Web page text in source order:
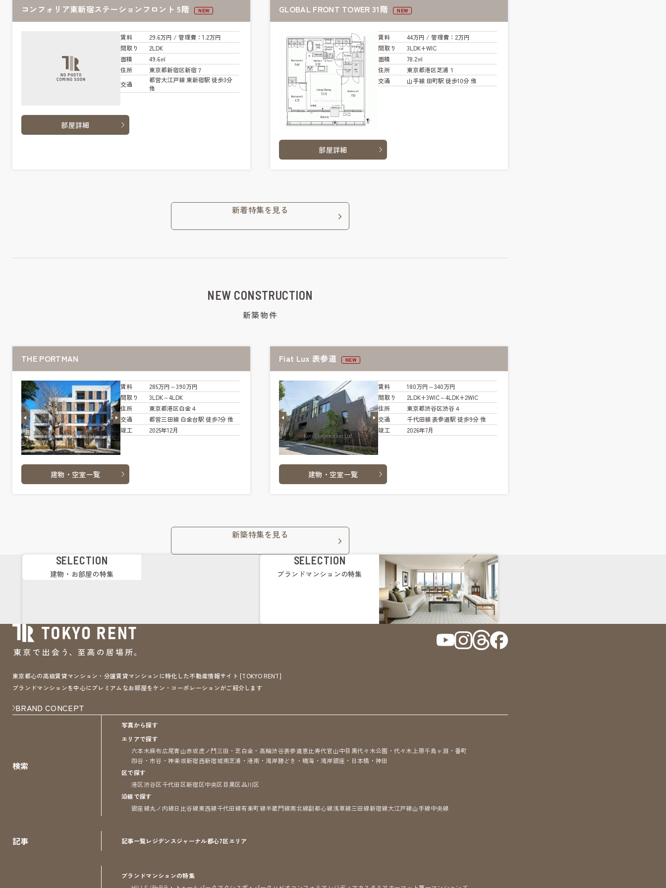
コンフォリア東新宿ステーションフロント 5階 NEW
賃料 29.6万円 / 管理費：1.2万円
間取り
2LDK
面積
49.6㎡
住所
東京都新宿区新宿７
交通
都営大江戸線 東新宿駅 徒歩3分
他
部屋詳細
GLOBAL FRONT TOWER 31階 NEW
賃料 44万円 / 管理費：2万円
間取り
3LDK+WIC
面積
78.2㎡
住所
東京都港区芝浦１
交通
山手線 田町駅 徒歩10分 他
部屋詳細
新着特集を見る
NEW CONSTRUCTION
新築物件
THE PORTMAN
賃料
285万円～390万円
間取り
3LDK～4LDK
住所
東京都港区白金４
交通
都営三田線 白金台駅 徒歩7分 他
竣工
2025年12月
建物・空室一覧
Fiat Lux 表参道 NEW
賃料
180万円～340万円
間取り
2LDK+3WIC～4LDK+2WIC
住所
東京都渋谷区渋谷４
交通
千代田線 表参道駅 徒歩9分 他
竣工
2026年7月
建物・空室一覧
新築特集を見る
SELECTION
建物・お部屋の特集
SELECTION
ブランドマンションの特集
東京都心の高級賃貸マンション・分譲賃貸マンションに特化した不動産情報サイト [TOKYO RENT]
ブランドマンションを中心にプレミアムなお部屋をケン・コーポレーションがご紹介します
BRAND CONCEPT
検索
写真から探す
エリアで探す
六本木麻布広尾青山赤坂虎ノ門三田・芝白金・高輪渋谷表参道恵比寿代官山中目黒代々木公園・代々木上原千鳥ヶ淵・番町
四谷・市谷・神楽坂新宿西新宿城南芝浦・港南・湾岸勝どき・晴海・湾岸銀座・日本橋・神田
区で探す
港区渋谷区千代田区新宿区中央区 目黒区品川区
沿線で探す
銀座線丸ノ内線日比谷線東西線千代田線有楽町線半蔵門線南北線副都心線浅草線三田線新宿線大江戸線山手線中央線
記事 記事一覧レジデンスジャーナル都心7区エリア
ブランドマンションの特集